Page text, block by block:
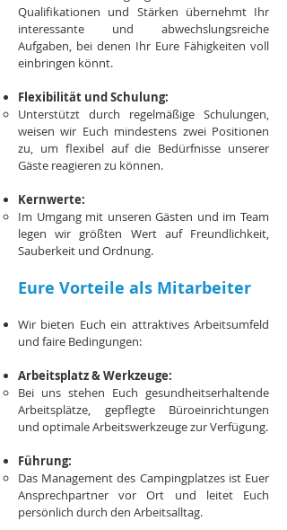
Qualifikationen und Stärken übernehmt Ihr
interessante und abwechslungsreiche
Aufgaben, bei denen Ihr Eure Fähigkeiten voll
einbringen könnt.
Flexibilität und Schulung:
Unterstützt durch regelmäßige Schulungen,
weisen wir Euch mindestens zwei Positionen
zu, um flexibel auf die Bedürfnisse unserer
Gäste reagieren zu können.
Kernwerte:
Im Umgang mit unseren Gästen und im Team
legen wir größten Wert auf Freundlichkeit,
Sauberkeit und Ordnung.
Eure Vorteile als Mitarbeiter
Wir bieten Euch ein attraktives Arbeitsumfeld
und faire Bedingungen:
Arbeitsplatz & Werkzeuge:
Bei uns stehen Euch gesundheitserhaltende
Arbeitsplätze, gepflegte Büroeinrichtungen
und optimale Arbeitswerkzeuge zur Verfügung.
Führung:
Das Management des Campingplatzes ist Euer
Ansprechpartner vor Ort und leitet Euch
persönlich durch den Arbeitsalltag.